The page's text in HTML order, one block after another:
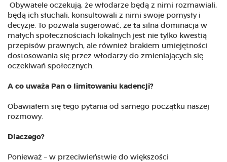
Obywatele oczekują, że włodarze będą z nimi rozmawiali,
będą ich słuchali, konsultowali z nimi swoje pomysły i
decyzje. To pozwala sugerować, że ta silna dominacja w
małych społecznościach lokalnych jest nie tylko kwestią
przepisów prawnych, ale również brakiem umiejętności
dostosowania się przez włodarzy do zmieniających się
oczekiwań społecznych.
A co uważa Pan o limitowaniu kadencji?
Obawiałem się tego pytania od samego początku naszej
rozmowy.
Dlaczego?
Ponieważ – w przeciwieństwie do większości